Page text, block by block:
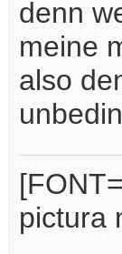
denn
meine
also
pictura